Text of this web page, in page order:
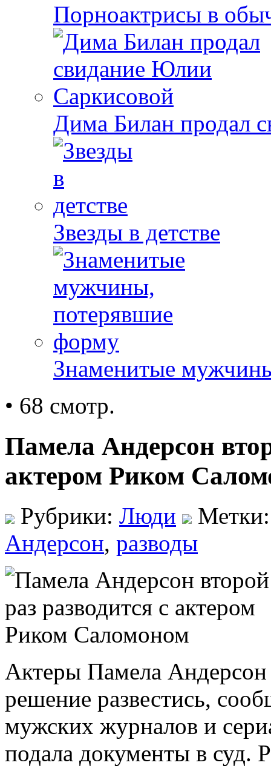
Порноактрисы в
Дима Билан продал
Звезды в детстве
Знаменитые
• 68 смотр.
Памела Андерсон
актером Риком
Рубрики: Люди
Андерсон, разводы
Актеры Памела
решение развестись,
мужских журналов и
подала документы в суд.